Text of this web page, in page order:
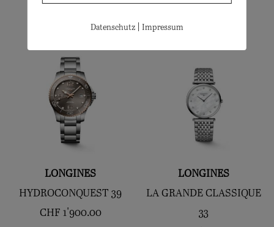
LONGINES
HYDROCONQUEST 39
CHF 1'900.00
LONGINES
LA GRANDE CLASSIQUE
33
Datenschutz| Impressum